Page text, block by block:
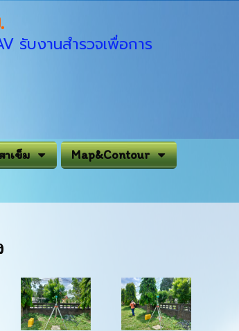
รับงานสำรวจเพื่อการ
าเข็ม Map&Contour